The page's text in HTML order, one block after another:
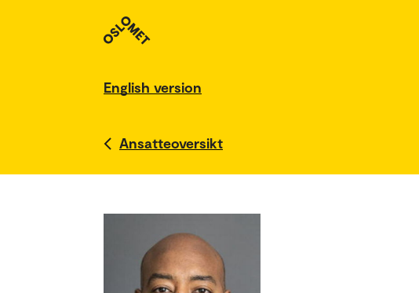
English version
Ansatteoversikt